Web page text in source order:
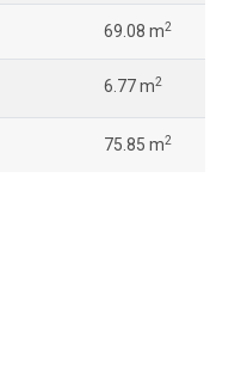
69.08 m2
6.77 m2
75.85 m2